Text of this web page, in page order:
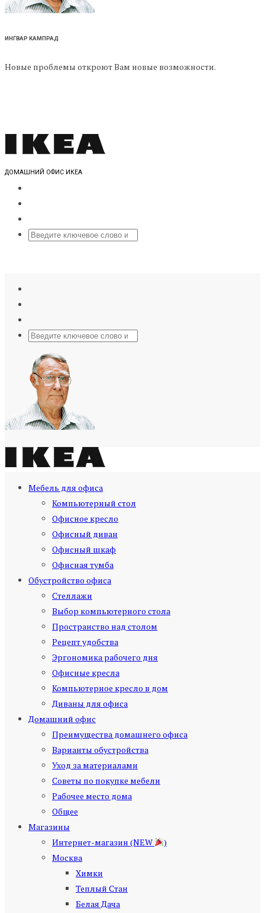
ИНГВАР КАМПРАД
Новые проблемы откроют Вам новые возможности.
ДОМАШНИЙ ОФИС ИКЕА
Мебель для офиса
Компьютерный стол
Офисное кресло
Офисный диван
Офисный шкаф
Офисная тумба
Обустройство офиса
Стеллажи
Выбор компьютерного стола
Пространство над столом
Рецепт удобства
Эргономика рабочего дня
Офисные кресла
Компьютерное кресло в дом
Диваны для офиса
Домашний офис
Преимущества домашнего офиса
Варианты обустройства
Уход за материалами
Советы по покупке мебели
Рабочее место дома
Общее
Магазины
Интернет-магазин (NEW
)
Москва
Химки
Теплый Стан
Белая Дача